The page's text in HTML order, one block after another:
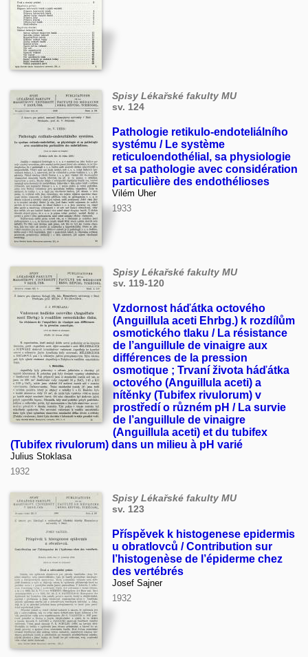
Spisy Lékařské fakulty MU
sv. 124
Pathologie retikulo-endoteliálního
systému / Le système
reticuloendothélial, sa physiologie
et sa pathologie avec considération
particulière des endothélioses
Vilém Uher
1933
Spisy Lékařské fakulty MU
sv. 119-120
Vzdornost háďátka octového
(Anguillula aceti Ehrbg.) k rozdílům
osmotického tlaku / La résistance
de l’anguillule de vinaigre aux
différences de la pression
osmotique ; Trvaní života háďátka
octového (Anguillula aceti) a
nítěnky (Tubifex rivulorum) v
prostředí o různém pH / La survie
de l’anguillule de vinaigre
(Anguillula aceti) et du tubifex
(Tubifex rivulorum) dans un milieu à pH varié
Julius Stoklasa
1932
Spisy Lékařské fakulty MU
sv. 123
Příspěvek k histogenese epidermis
u obratlovců / Contribution sur
l’histogenèse de l’épiderme chez
des vertébrés
Josef Sajner
1932